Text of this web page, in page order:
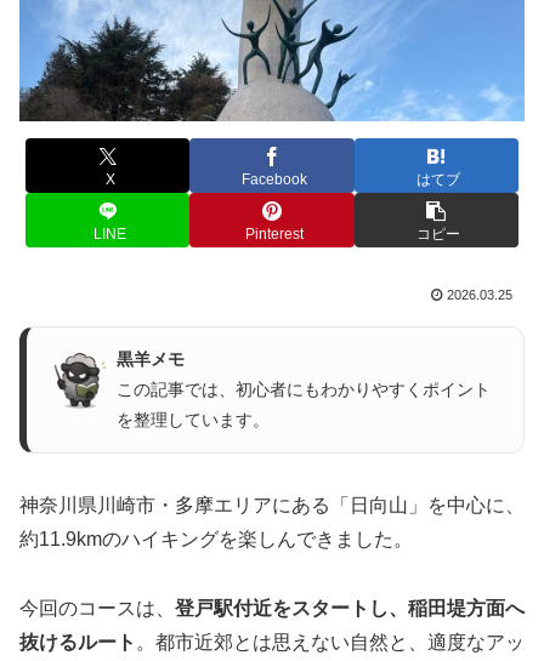
X Facebook はてブ
LINE Pinterest コピー
2026.03.25
黒羊メモ
この記事では、初心者にもわかりやすくポイント
を整理しています。
神奈川県川崎市・多摩エリアにある「日向山」を中心に、
約11.9kmのハイキングを楽しんできました。
今回のコースは、 登戸駅付近をスタートし、稲田堤方面へ
抜けるルート 。都市近郊とは思えない自然と、適度なアッ